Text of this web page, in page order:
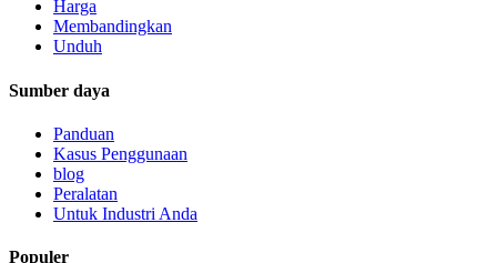
Harga
Membandingkan
Unduh
Sumber daya
Panduan
Kasus Penggunaan
blog
Peralatan
Untuk Industri Anda
Populer